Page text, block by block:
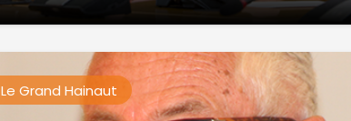
Le Grand Hainaut